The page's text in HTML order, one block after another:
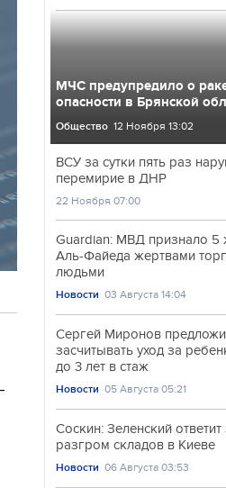
МЧС предупредило о
опасности в Брянской
Общество 12 Ноября 13:02
ВСУ за сутки пять раз
перемирие в ДНР
22 Ноября 07:00
Guardian: МВД признало 5
Аль-Файеда жертвами
людьми
Новости 03 Августа 14:04
Сергей Миронов
засчитывать уход за
до 3 лет в стаж
Новости 05 Августа 05:21
Соскин: Зеленский ответит
разгром складов в Киеве
Новости 06 Августа 03:53